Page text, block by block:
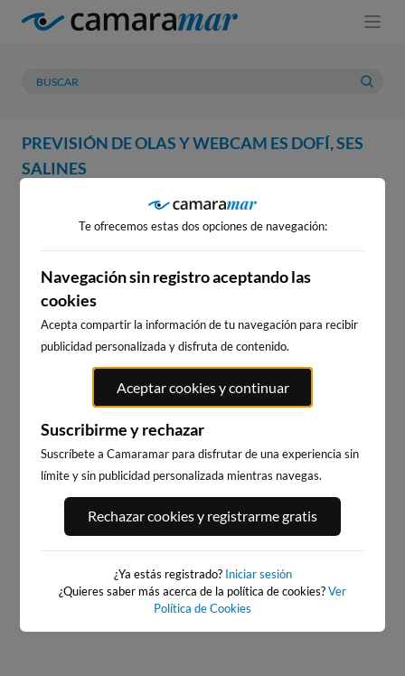
PREVISIÓN DE OLAS Y WEBCAM ES DOFÍ, SES
SALINES
PREVISIÓN METEOROLOGÍA
WEBCAM ES DOFÍ, SES SALINES
WEBCAMS CERCANAS
PORT ANDRATX
60km · Andratx
PLAYA DE SITGES
0.0 m CHOPI
Te ofrecemos estas dos opciones de navegación:
Navegación sin registro aceptando las
cookies
Acepta compartir la información de tu navegación para recibir
publicidad personalizada y disfruta de contenido.
Aceptar cookies y continuar
Suscribirme y rechazar
Suscríbete a Camaramar para disfrutar de una experiencia sin
límite y sin publicidad personalizada mientras navegas.
Rechazar cookies y registrarme gratis
¿Ya estás registrado? Iniciar sesión
¿Quieres saber más acerca de la política de cookies?Ver
Política de Cookies